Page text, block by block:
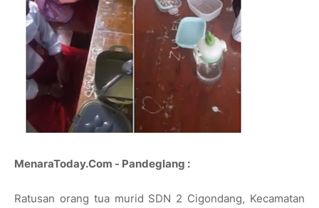
MenaraToday.Com - Pandeglang :
Ratusan orang tua murid SDN 2 Cigondang, Kecamatan